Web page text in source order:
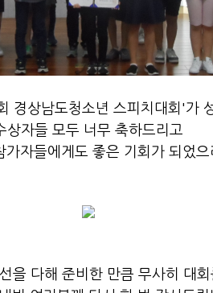
경상남도청소년 스피치대회'가
상자들 모두 너무 축하드리고
가자들에게도 좋은 기회가 되었
을 다해 준비한 만큼 무사히 대